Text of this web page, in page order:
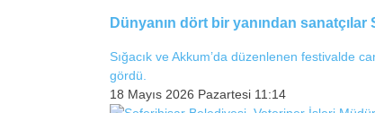
Dünyanın dört bir yanından
Sığacık ve Akkum’da düzenlenen festivalde
gördü.
18 Mayıs 2026 Pazartesi 11:14